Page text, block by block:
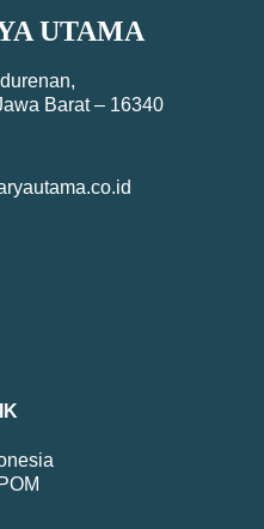
UTAMA
Barat – 16340